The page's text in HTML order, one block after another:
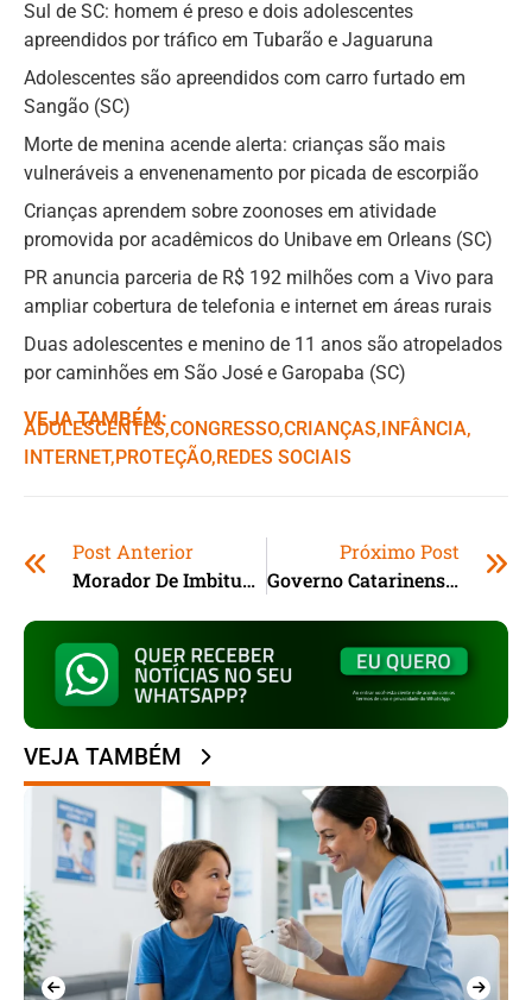
Sul de SC: homem é preso e dois adolescentes
apreendidos por tráfico em Tubarão e Jaguaruna
Adolescentes são apreendidos com carro furtado em
Sangão (SC)
Morte de menina acende alerta: crianças são mais
vulneráveis a envenenamento por picada de escorpião
Crianças aprendem sobre zoonoses em atividade
promovida por acadêmicos do Unibave em Orleans (SC)
PR anuncia parceria de R$ 192 milhões com a Vivo para
ampliar cobertura de telefonia e internet em áreas rurais
Duas adolescentes e menino de 11 anos são atropelados
por caminhões em São José e Garopaba (SC)
VEJA TAMBÉM:
ADOLESCENTES,ㅤCONGRESSO,ㅤCRIANÇAS,ㅤINFÂNCIA,ㅤ
INTERNET,ㅤPROTEÇÃO,ㅤREDES SOCIAIS
Post Anterior
Morador De Imbituba (SC) Deixa Chave Na Ignição De Moto E Tem O Veículo Furtado Em Frente De Casa
Próximo Post
Governo Catarinense Investe R$ 5 Milhões Para Construir Maior Centro De Saúde Em Joinville
VEJA TAMBÉM